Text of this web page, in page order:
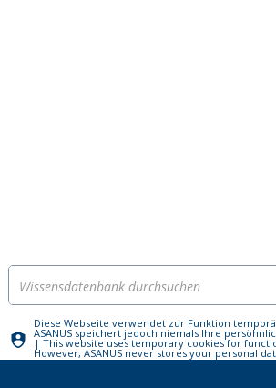
Diese Webseite verwendet zur Funktion
ASANUS speichert jedoch niemals Ihre
| This website uses temporary cookies for
However, ASANUS never stores your personal